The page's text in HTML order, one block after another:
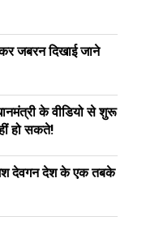
जबरन दिखाई जाने
के वीडियो से शुरू
हो सकते!
देवगन देश के एक तबके